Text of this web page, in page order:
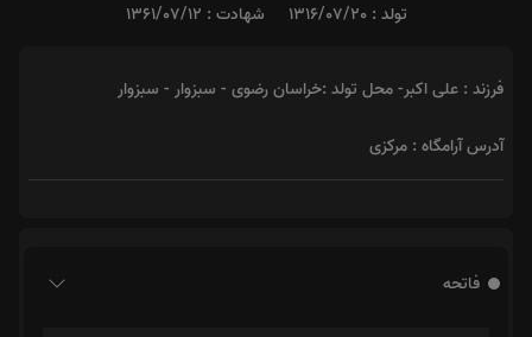
تولد : 1316/07/20 شهادت : 1361/07/12
فرزند : علی اکبر- محل تولد :خراسان رضوی - سبزوار - سبزوار
آدرس آرامگاه : مرکزی
فاتحه